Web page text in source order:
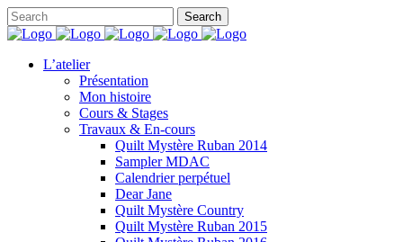
L’atelier
Présentation
Mon histoire
Cours & Stages
Travaux & En-cours
Quilt Mystère Ruban 2014
Sampler MDAC
Calendrier perpétuel
Dear Jane
Quilt Mystère Country
Quilt Mystère Ruban 2015